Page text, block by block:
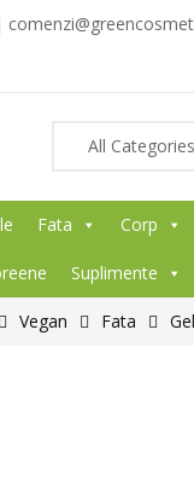
Fata Corp
Suplimente
Vegan Fata